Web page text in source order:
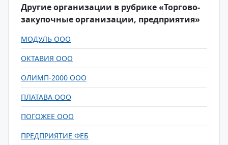
Другие организации в рубрике «Торгово-
закупочные организации, предприятия»
МОДУЛЬ ООО
ОКТАВИЯ ООО
ОЛИМП-2000 ООО
ПЛАТАВА ООО
ПОГОЖЕЕ ООО
ПРЕДПРИЯТИЕ ФЕБ